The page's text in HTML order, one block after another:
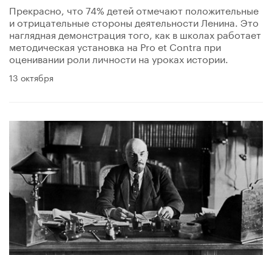
Прекрасно, что 74% детей отмечают положительные
и отрицательные стороны деятельности Ленина. Это
наглядная демонстрация того, как в школах работает
методическая установка на Pro et Contra при
оценивании роли личности на уроках истории.
13 октября